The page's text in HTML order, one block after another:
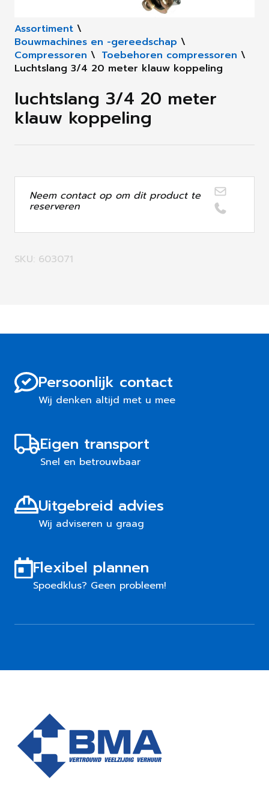
Assortiment \
Bouwmachines en -gereedschap \
Compressoren \ Toebehoren compressoren \
Luchtslang 3/4 20 meter klauw koppeling
luchtslang 3/4 20 meter
klauw koppeling
Neem contact op om dit product te
reserveren
SKU: 603071
Persoonlijk contact
Wij denken altijd met u mee
Eigen transport
Snel en betrouwbaar
Uitgebreid advies
Wij adviseren u graag
Flexibel plannen
Spoedklus? Geen probleem!